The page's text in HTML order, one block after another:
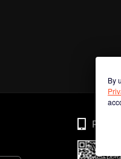
By
Phone